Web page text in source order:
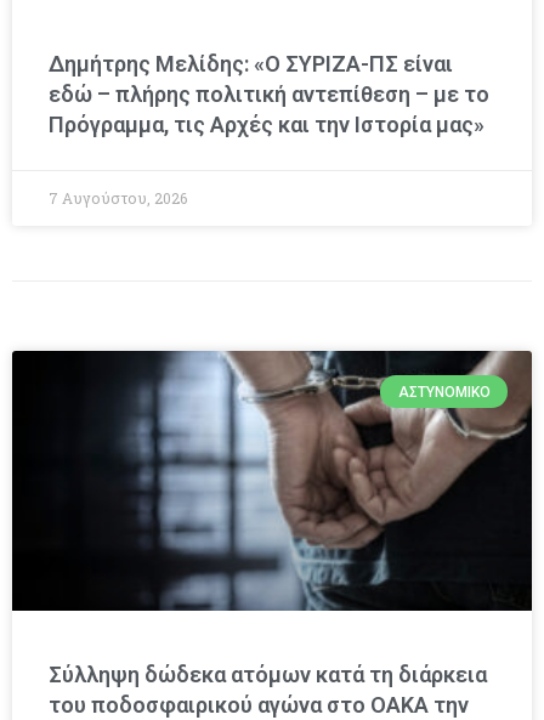
Δημήτρης Μελίδης: «Ο ΣΥΡΙΖΑ-ΠΣ είναι
εδώ – πλήρης πολιτική αντεπίθεση – με το
Πρόγραμμα, τις Αρχές και την Ιστορία μας»
7 Αυγούστου, 2026
ΑΣΤΥΝΟΜΙΚΌ
Σύλληψη δώδεκα ατόμων κατά τη διάρκεια
του ποδοσφαιρικού αγώνα στο ΟΑΚΑ την